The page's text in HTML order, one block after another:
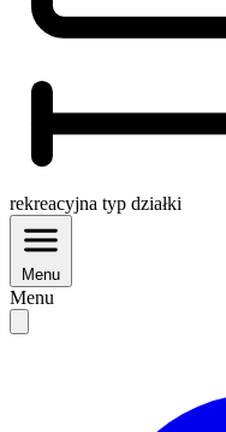
rekreacyjna typ działki
Menu
Menu